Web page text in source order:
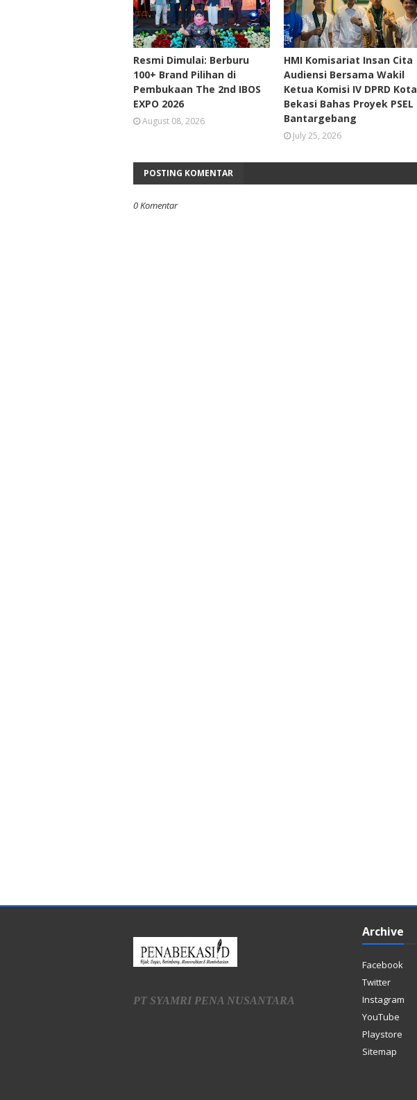
Resmi Dimulai: Berburu
100+ Brand Pilihan di
Pembukaan The 2nd IBOS
EXPO 2026
August 08, 2026
HMI Komisariat Insan Cita
Audiensi Bersama Wakil
Ketua Komisi IV DPRD Kota
Bekasi Bahas Proyek PSEL
Bantargebang
July 25, 2026
POSTING KOMENTAR
0 Komentar
PT SYAMRI PENA NUSANTARA
Archive
Facebook
Twitter
Instagram
YouTube
Playstore
Sitemap